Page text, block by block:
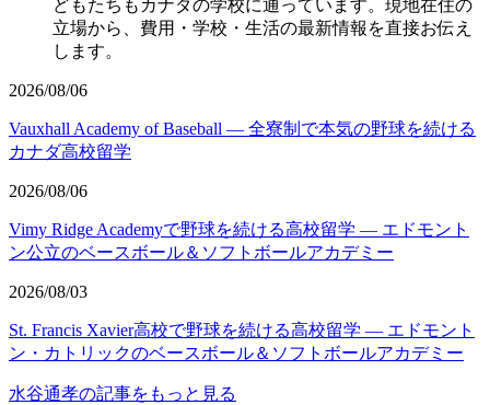
どもたちもカナダの学校に通っています。現地在住の
立場から、費用・学校・生活の最新情報を直接お伝え
します。
2026/08/06
Vauxhall Academy of Baseball ― 全寮制で本気の野球を続ける
カナダ高校留学
2026/08/06
Vimy Ridge Academyで野球を続ける高校留学 ― エドモント
ン公立のベースボール＆ソフトボールアカデミー
2026/08/03
St. Francis Xavier高校で野球を続ける高校留学 ― エドモント
ン・カトリックのベースボール＆ソフトボールアカデミー
水谷通孝の記事をもっと見る